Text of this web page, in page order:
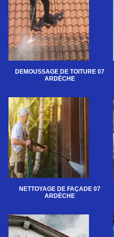
DEMOUSSAGE DE TOITURE 07
ARDÈCHE
NETTOYAGE DE FAÇADE 07
ARDÈCHE